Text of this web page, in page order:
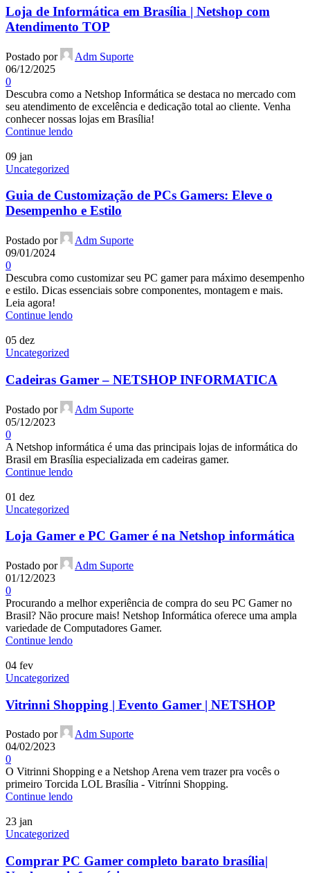
Loja de Informática em Brasília | Netshop com
Atendimento TOP
Postado por
Adm Suporte
06/12/2025
0
Descubra como a Netshop Informática se destaca no mercado com
seu atendimento de excelência e dedicação total ao cliente. Venha
conhecer nossas lojas em Brasília!
Continue lendo
09 jan
Uncategorized
Guia de Customização de PCs Gamers: Eleve o
Desempenho e Estilo
Postado por
Adm Suporte
09/01/2024
0
Descubra como customizar seu PC gamer para máximo desempenho
e estilo. Dicas essenciais sobre componentes, montagem e mais.
Leia agora!
Continue lendo
05 dez
Uncategorized
Cadeiras Gamer – NETSHOP INFORMATICA
Postado por
Adm Suporte
05/12/2023
0
A Netshop informática é uma das principais lojas de informática do
Brasil em Brasília especializada em cadeiras gamer.
Continue lendo
01 dez
Uncategorized
Loja Gamer e PC Gamer é na Netshop informática
Postado por
Adm Suporte
01/12/2023
0
Procurando a melhor experiência de compra do seu PC Gamer no
Brasil? Não procure mais! Netshop Informática oferece uma ampla
variedade de Computadores Gamer.
Continue lendo
04 fev
Uncategorized
Vitrinni Shopping | Evento Gamer | NETSHOP
Postado por
Adm Suporte
04/02/2023
0
O Vitrinni Shopping e a Netshop Arena vem trazer pra vocês o
primeiro Torcida LOL Brasília - Vitrínni Shopping.
Continue lendo
23 jan
Uncategorized
Comprar PC Gamer completo barato brasília|